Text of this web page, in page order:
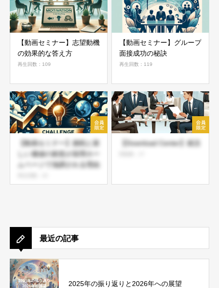
【動画セミナー】志望動機
の効果的な答え方
再生回数：109
【動画セミナー】グループ
面接成功の秘訣
再生回数：119
【動画セミナー】挑戦と新
しい価値の創造が採用ホー
ムページで強調される理由
【Download Center】就活
最近の記事
2025年の振り返りと2026年への展望